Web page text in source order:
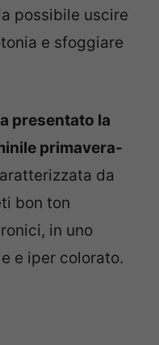
possibile uscire
e sfoggiare
presentato la
primavera-
da
bon ton
in uno
e iper colorato.